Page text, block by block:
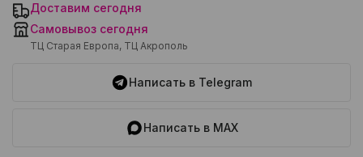
Доставим сегодня
Самовывоз сегодня
ТЦ Старая Европа, ТЦ Акрополь
Написать в Telegram
Написать в MAX